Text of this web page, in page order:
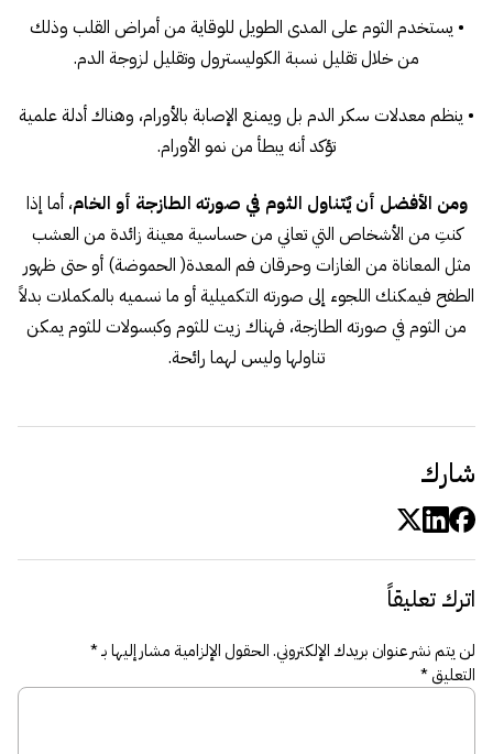
• يستخدم الثوم على المدى الطويل للوقاية من أمراض القلب وذلك
من خلال تقليل نسبة الكوليسترول وتقليل لزوجة الدم.
• ينظم معدلات سكر الدم بل ويمنع الإصابة بالأورام، وهناك أدلة علمية
تؤكد أنه يبطأ من نمو الأورام.
ومن الأفضل أن يٌتناول الثوم في صورته الطازجة أو الخام، أما إذا
كنتِ من الأشخاص التي تعاني من حساسية معينة زائدة من العشب
مثل المعاناة من الغازات وحرقان فم المعدة( الحموضة) أو حتى ظهور
الطفح فيمكنك اللجوء إلى صورته التكميلية أو ما نسميه بالمكملات بدلاً
من الثوم في صورته الطازجة، فهناك زيت للثوم وكبسولات للثوم يمكن
تناولها وليس لهما رائحة.
شارك
اترك تعليقاً
لن يتم نشر عنوان بريدك الإلكتروني.الحقول الإلزامية مشار إليها بـ*
التعليق*